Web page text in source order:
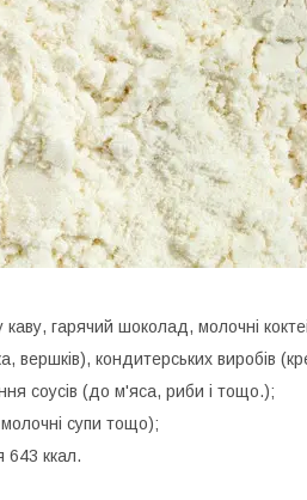
гарячий шоколад, молочні
вершків), кондитерських виробів
соусів (до м'яса, риби і тощо.);
супи тощо);
643 ккал.